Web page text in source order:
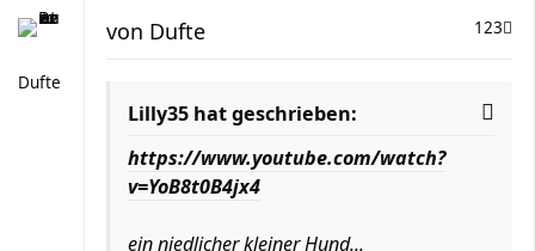
Dufte
123
von Dufte
Lilly35 hat geschrieben:
https://www.youtube.com/watch?
v=YoB8t0B4jx4
ein niedlicher kleiner Hund...